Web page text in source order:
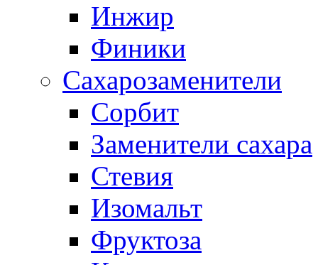
Инжир
Финики
Сахарозаменители
Сорбит
Заменители сахара
Стевия
Изомальт
Фруктоза